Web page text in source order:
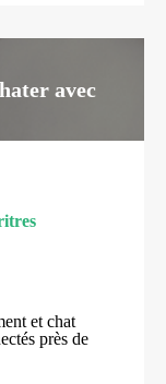
avec
et chat
près de